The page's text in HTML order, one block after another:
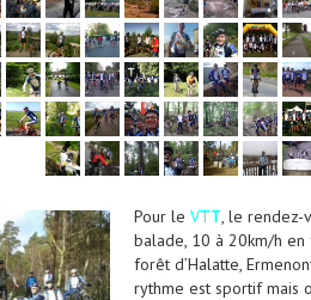
Pour le VTT, le rendez-
balade, 10 à 20km/h
forêt d’Halatte,
rythme est sportif mais